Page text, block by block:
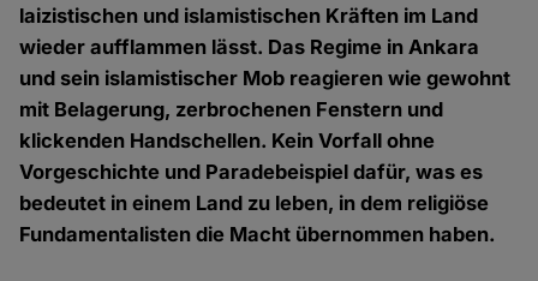
laizistischen und islamistischen Kräften im Land
wieder aufflammen lässt. Das Regime in Ankara
und sein islamistischer Mob reagieren wie gewohnt
mit Belagerung, zerbrochenen Fenstern und
klickenden Handschellen. Kein Vorfall ohne
Vorgeschichte und Paradebeispiel dafür, was es
bedeutet in einem Land zu leben, in dem religiöse
Fundamentalisten die Macht übernommen haben.